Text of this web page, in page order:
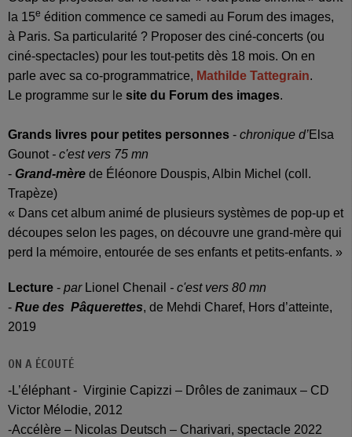
la 15e édition commence ce samedi au Forum des images,
à Paris. Sa particularité ? Proposer des ciné-concerts (ou
ciné-spectacles) pour les tout-petits dès 18 mois. On en
parle avec sa co-programmatrice, Mathilde Tattegrain.
Le programme sur le site du Forum des images.
Grands livres pour petites personnes - chronique d’Elsa
Gounot- c'est vers 75 mn
- Grand-mère de Éléonore Douspis, Albin Michel (coll.
Trapèze)
« Dans cet album animé de plusieurs systèmes de pop-up et
découpes selon les pages, on découvre une grand-mère qui
perd la mémoire, entourée de ses enfants et petits-enfants. »
Lecture - par Lionel Chenail - c'est vers 80 mn
- Rue des Pâquerettes, de Mehdi Charef, Hors d’atteinte,
2019
ON A ÉCOUTÉ
-L’éléphant - Virginie Capizzi – Drôles de zanimaux – CD
Victor Mélodie, 2012
-Accélère – Nicolas Deutsch – Charivari, spectacle 2022